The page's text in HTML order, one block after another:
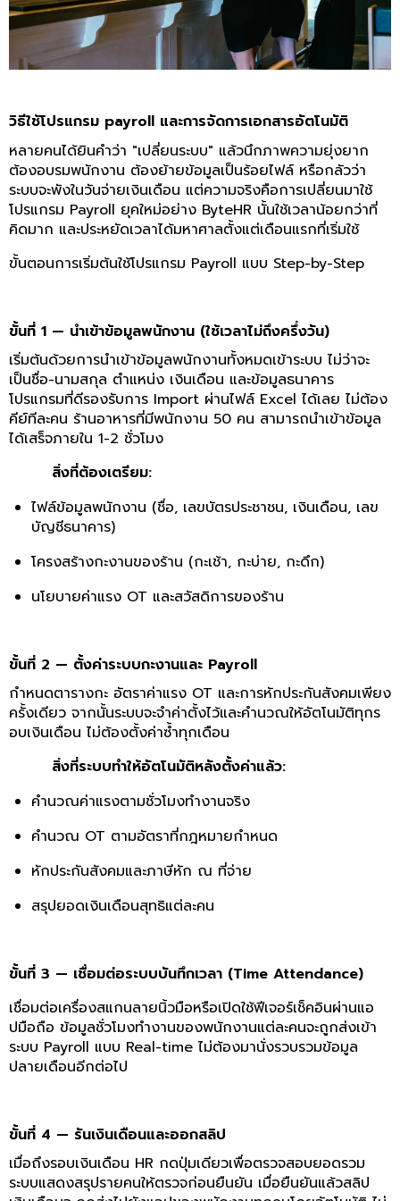
วิธีใช้โปรแกรม payroll และการจัดการเอกสารอัตโนมัติ
หลายคนได้ยินคำว่า "เปลี่ยนระบบ" แล้วนึกภาพความยุ่งยาก
ต้องอบรมพนักงาน ต้องย้ายข้อมูลเป็นร้อยไฟล์ หรือกลัวว่า
ระบบจะพังในวันจ่ายเงินเดือน แต่ความจริงคือการเปลี่ยนมาใช้
โปรแกรม Payroll ยุคใหม่อย่าง ByteHR นั้นใช้เวลาน้อยกว่าที่
คิดมาก และประหยัดเวลาได้มหาศาลตั้งแต่เดือนแรกที่เริ่มใช้
ขั้นตอนการเริ่มต้นใช้โปรแกรม Payroll แบบ Step-by-Step
ขั้นที่ 1 — นำเข้าข้อมูลพนักงาน (ใช้เวลาไม่ถึงครึ่งวัน)
เริ่มต้นด้วยการนำเข้าข้อมูลพนักงานทั้งหมดเข้าระบบ ไม่ว่าจะ
เป็นชื่อ-นามสกุล ตำแหน่ง เงินเดือน และข้อมูลธนาคาร
โปรแกรมที่ดีรองรับการ Import ผ่านไฟล์ Excel ได้เลย ไม่ต้อง
คีย์ทีละคน ร้านอาหารที่มีพนักงาน 50 คน สามารถนำเข้าข้อมูล
ได้เสร็จภายใน 1-2 ชั่วโมง
สิ่งที่ต้องเตรียม:
ไฟล์ข้อมูลพนักงาน (ชื่อ, เลขบัตรประชาชน, เงินเดือน, เลข
บัญชีธนาคาร)
โครงสร้างกะงานของร้าน (กะเช้า, กะบ่าย, กะดึก)
นโยบายค่าแรง OT และสวัสดิการของร้าน
ขั้นที่ 2 — ตั้งค่าระบบกะงานและ Payroll
กำหนดตารางกะ อัตราค่าแรง OT และการหักประกันสังคมเพียง
ครั้งเดียว จากนั้นระบบจะจำค่าตั้งไว้และคำนวณให้อัตโนมัติทุกร
อบเงินเดือน ไม่ต้องตั้งค่าซ้ำทุกเดือน
สิ่งที่ระบบทำให้อัตโนมัติหลังตั้งค่าแล้ว:
คำนวณค่าแรงตามชั่วโมงทำงานจริง
คำนวณ OT ตามอัตราที่กฎหมายกำหนด
หักประกันสังคมและภาษีหัก ณ ที่จ่าย
สรุปยอดเงินเดือนสุทธิแต่ละคน
ขั้นที่ 3 — เชื่อมต่อระบบบันทึกเวลา (Time Attendance)
เชื่อมต่อเครื่องสแกนลายนิ้วมือหรือเปิดใช้ฟีเจอร์เช็คอินผ่านแอ
ปมือถือ ข้อมูลชั่วโมงทำงานของพนักงานแต่ละคนจะถูกส่งเข้า
ระบบ Payroll แบบ Real-time ไม่ต้องมานั่งรวบรวมข้อมูล
ปลายเดือนอีกต่อไป
ขั้นที่ 4 — รันเงินเดือนและออกสลิป
เมื่อถึงรอบเงินเดือน HR กดปุ่มเดียวเพื่อตรวจสอบยอดรวม
ระบบแสดงสรุปรายคนให้ตรวจก่อนยืนยัน เมื่อยืนยันแล้วสลิป